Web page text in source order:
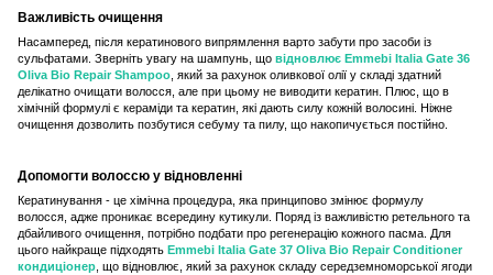
Важливість очищення
Насамперед, після кератинового випрямлення варто забути про засоби із
сульфатами. Зверніть увагу на шампунь, що відновлює Emmebi Italia Gate 36
Oliva Bio Repair Shampoo , який за рахунок оливкової олії у складі здатний
делікатно очищати волосся, але при цьому не виводити кератин. Плюс, що в
хімічній формулі є кераміди та кератин, які дають силу кожній волосині. Ніжне
очищення дозволить позбутися себуму та пилу, що накопичується постійно.
Допомогти волоссю у відновленні
Кератинування - це хімічна процедура, яка принципово змінює формулу
волосся, адже проникає всередину кутикули. Поряд із важливістю ретельного та
дбайливого очищення, потрібно подбати про регенерацію кожного пасма. Для
цього найкраще підходять Emmebi Italia Gate 37 Oliva Bio Repair Conditioner
кондиціонер, що відновлює, який за рахунок складу середземноморської ягоди